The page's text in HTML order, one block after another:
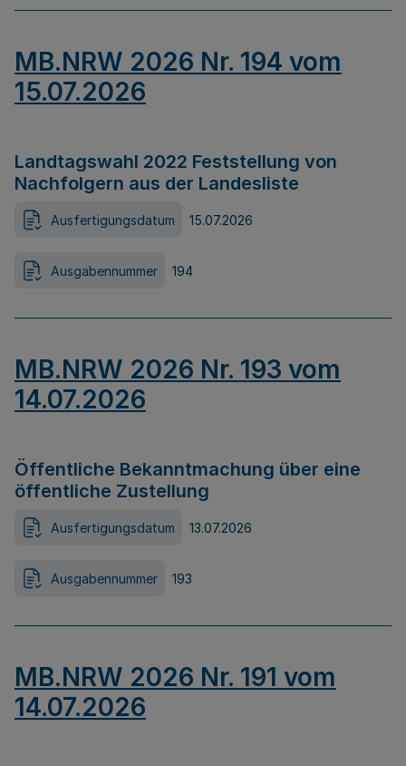
MB.NRW 2026 Nr. 194 vom
15.07.2026
Landtagswahl 2022 Feststellung von
Nachfolgern aus der Landesliste
Ausfertigungsdatum 15.07.2026
Ausgabennummer 194
MB.NRW 2026 Nr. 193 vom
14.07.2026
Öffentliche Bekanntmachung über eine
öffentliche Zustellung
Ausfertigungsdatum 13.07.2026
Ausgabennummer 193
MB.NRW 2026 Nr. 191 vom
14.07.2026